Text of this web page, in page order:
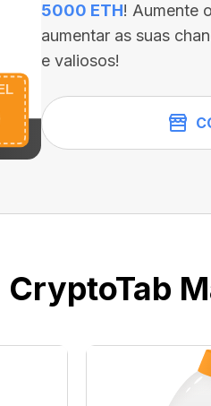
5000 ETH! Aumente
aumentar as suas
e valiosos!